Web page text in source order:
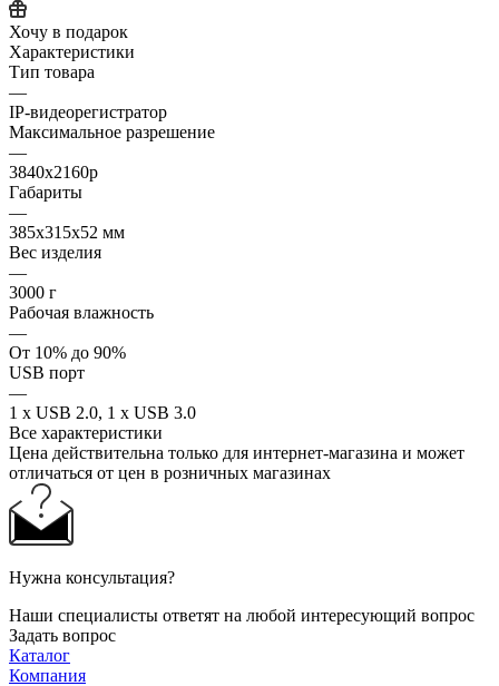
Хочу в подарок
Характеристики
Тип товара
—
IP-видеорегистратор
Максимальное разрешение
—
3840x2160p
Габариты
—
385x315x52 мм
Вес изделия
—
3000 г
Рабочая влажность
—
От 10% до 90%
USB порт
—
1 х USB 2.0, 1 х USB 3.0
Все характеристики
Цена действительна только для интернет-магазина и может
отличаться от цен в розничных магазинах
Нужна консультация?
Наши специалисты ответят на любой интересующий вопрос
Задать вопрос
Каталог
Компания